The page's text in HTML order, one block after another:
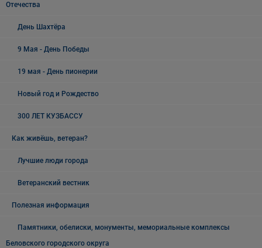
Отечества
День Шахтёра
9 Мая - День Победы
19 мая - День пионерии
Новый год и Рождество
300 ЛЕТ КУЗБАССУ
Как живёшь, ветеран?
Лучшие люди города
Ветеранский вестник
Полезная информация
Памятники, обелиски, монументы, мемориальные комплексы
Беловского городского округа